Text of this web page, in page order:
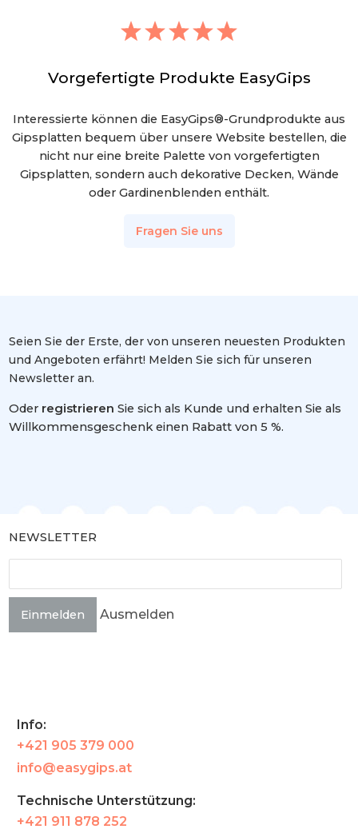
Vorgefertigte Produkte EasyGips
Interessierte können die EasyGips®-Grundprodukte aus
Gipsplatten bequem über unsere Website bestellen, die
nicht nur eine breite Palette von vorgefertigten
Gipsplatten, sondern auch dekorative Decken, Wände
oder Gardinenblenden enthält.
Fragen Sie uns
Seien Sie der Erste, der von unseren neuesten Produkten
und Angeboten erfährt! Melden Sie sich für unseren
Newsletter an.
Oder registrieren Sie sich als Kunde und erhalten Sie als
Willkommensgeschenk einen Rabatt von 5 %.
NEWSLETTER
Einmelden Ausmelden
Info:
+421 905 379 000
info@easygips.at
Technische Unterstützung:
+421 911 878 252